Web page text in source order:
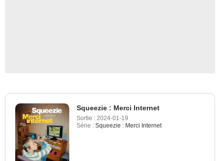
Squeezie : Merci Internet
Sortie : 2024-01-19
Série : Squeezie : Merci Internet